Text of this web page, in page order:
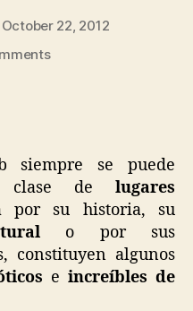
October 22, 2012
on
en
fotos
siempre se puede
clase de lugares
por su historia, su
o por sus
constituyen algunos
eincreíbles de